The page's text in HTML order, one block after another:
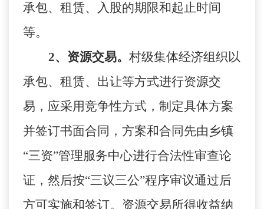
承包、租赁、入股的期限和起止时间
等。
2、资源交易。 村级集体经济组织以
承包、租赁、出让等方式进行资源交
易，应采用竞争性方式，制定具体方案
并签订书面合同，方案和合同先由乡镇
“三资”管理服务中心进行合法性审查论
证，然后按“三议三公”程序审议通过后
方可实施和签订。资源交易所得收益纳